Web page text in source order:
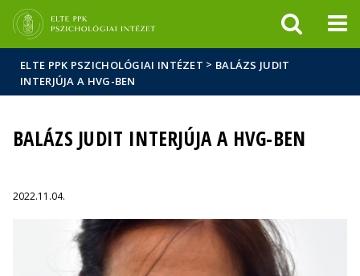
sajtóban
ELTE PPK PSZICHOLÓGIAI INTÉZET > BALÁZS JUDIT
INTERJÚJA A HVG-BEN
BALÁZS JUDIT INTERJÚJA A HVG-BEN
2022.11.04.